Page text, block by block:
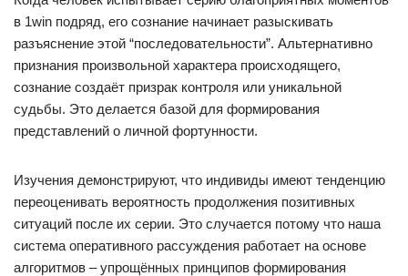
в 1win подряд, его сознание начинает разыскивать
разъяснение этой “последовательности”. Альтернативно
признания произвольной характера происходящего,
сознание создаёт призрак контроля или уникальной
судьбы. Это делается базой для формирования
представлений о личной фортунности.
Изучения демонстрируют, что индивиды имеют тенденцию
переоценивать вероятность продолжения позитивных
ситуаций после их серии. Это случается потому что наша
система оперативного рассуждения работает на основе
алгоритмов – упрощённых принципов формирования